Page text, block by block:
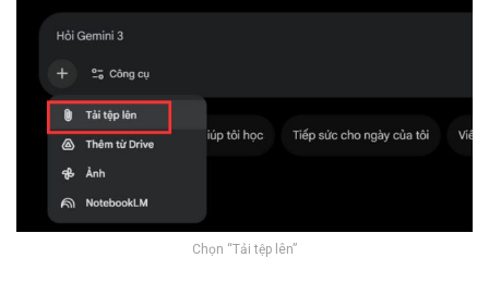
Chọn “Tải tệp lên”